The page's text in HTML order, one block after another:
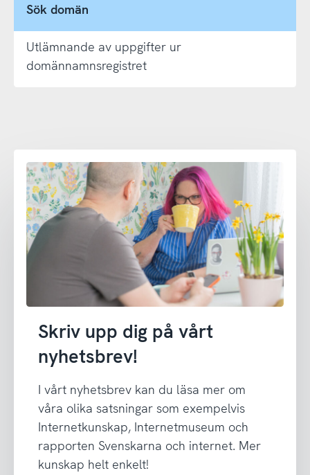
Sök domän
Utlämnande av uppgifter ur
domännamnsregistret
Skriv upp dig på vårt
nyhetsbrev!
I vårt nyhetsbrev kan du läsa mer om
våra olika satsningar som exempelvis
Internetkunskap, Internetmuseum och
rapporten Svenskarna och internet. Mer
kunskap helt enkelt!